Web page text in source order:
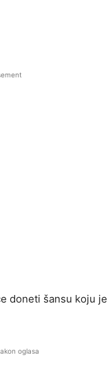
doneti šansu koju
oglasa